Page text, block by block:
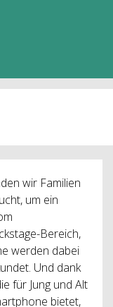
wir Familien
um ein
Bereich,
werden dabei
Und dank
für Jung und Alt
bietet,